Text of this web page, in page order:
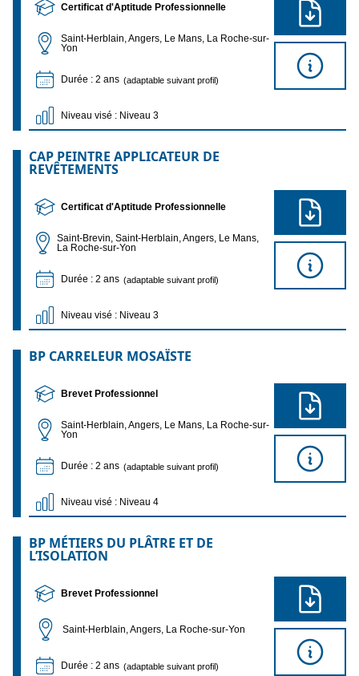
Certificat d'Aptitude Professionnelle
Saint-Herblain, Angers, Le Mans, La Roche-sur-
Yon
Durée : 2 ans (adaptable suivant profil)
Niveau visé : Niveau 3
CAP PEINTRE APPLICATEUR DE
REVÊTEMENTS
Certificat d'Aptitude Professionnelle
Saint-Brevin, Saint-Herblain, Angers, Le Mans,
La Roche-sur-Yon
Durée : 2 ans (adaptable suivant profil)
Niveau visé : Niveau 3
BP CARRELEUR MOSAÏSTE
Brevet Professionnel
Saint-Herblain, Angers, Le Mans, La Roche-sur-
Yon
Durée : 2 ans (adaptable suivant profil)
Niveau visé : Niveau 4
BP MÉTIERS DU PLÂTRE ET DE
L’ISOLATION
Brevet Professionnel
Saint-Herblain, Angers, La Roche-sur-Yon
Durée : 2 ans (adaptable suivant profil)